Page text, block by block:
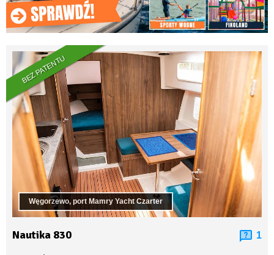
BEZ PATENTU
Węgorzewo, port Mamry Yacht Czarter
Nautika 830 1